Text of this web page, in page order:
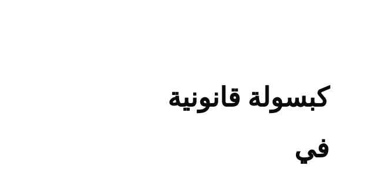
كبسولة قانونية
في